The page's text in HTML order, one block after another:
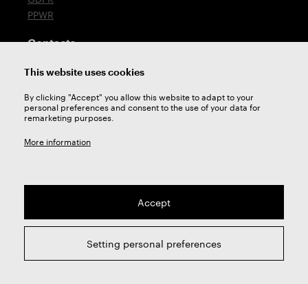
PPWR
Contacts
T: +420 576 777 510
Technical support
2026 © ZPS-FN a.s. | All right reserved
webdesign byStudio 9
This website uses cookies
By clicking "Accept" you allow this website to adapt to your
personal preferences and consent to the use of your data for
remarketing purposes.
More information
Accept
Setting personal preferences